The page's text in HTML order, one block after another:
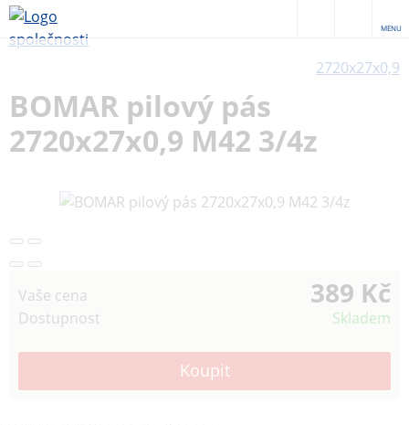
MENU
2720x27x0,9
BOMAR pilový pás
2720x27x0,9 M42 3/4z
Vaše cena 389 Kč
Dostupnost Skladem